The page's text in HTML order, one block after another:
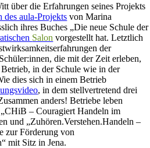
über die Erfahrungen seines Projekts
des aula-Projekts von Marina
ihres Buches „Die neue Schule der
Salon vorgestellt hat. Letztlich
der
die mit der Zeit erleben,
in der Schule wie in der
dies sich in einem Betrieb
, in dem stellvertretend drei
anders! Betriebe leben
– Couragiert Handeln im
und „Zuhören.Verstehen.Handeln –
zur Förderung von
mit Sitz in Jena.